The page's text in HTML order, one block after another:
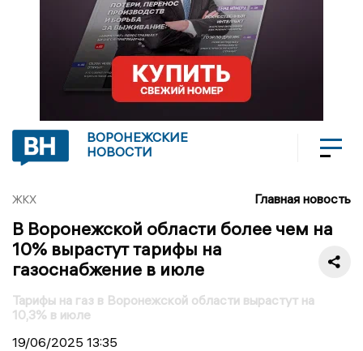
ВОРОНЕЖСКИЕ
НОВОСТИ
ЖКХ Главная новость
В Воронежской области более чем на
10% вырастут тарифы на
газоснабжение в июле
Тарифы на газ в Воронежской области вырастут на
10,3% в июле
19/06/2025 13:35